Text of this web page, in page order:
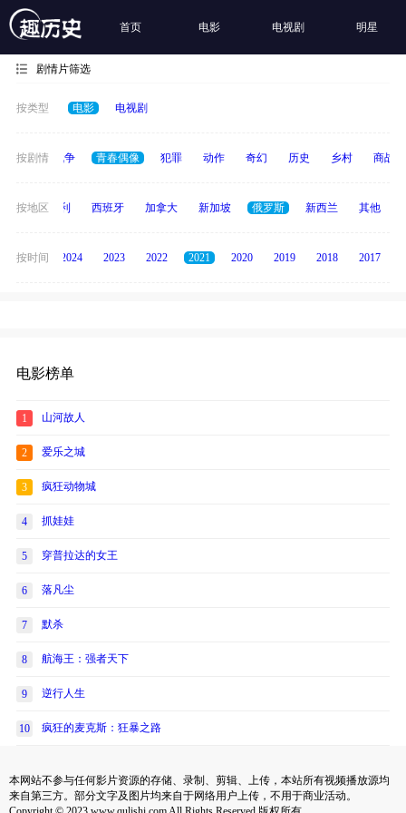
首页 电影 电视剧 明星
剧情片筛选
按类型 电影 电视剧
按剧情
古装 战争 青春偶像 犯罪 动作 奇幻 历史 乡村 商战
按地区
度 意大利 西班牙 加拿大 新加坡 俄罗斯 新西兰 其他
按时间
2025 2024 2023 2022 2021 2020 2019 2018 2017
电影榜单
1 山河故人
2 爱乐之城
3 疯狂动物城
4 抓娃娃
5 穿普拉达的女王
6 落凡尘
7 默杀
8 航海王：强者天下
9 逆行人生
10 疯狂的麦克斯：狂暴之路
本网站不参与任何影片资源的存储、录制、剪辑、上传，本站所有视频播放源均
来自第三方。部分文字及图片均来自于网络用户上传，不用于商业活动。